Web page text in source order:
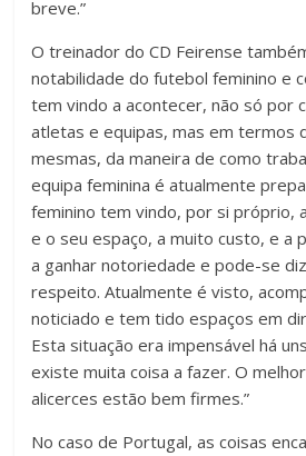
breve.”
O treinador do CD Feirense
notabilidade do futebol feminino e
tem vindo a acontecer, não só por
atletas e equipas, mas em termos
mesmas, da maneira de como
equipa feminina é atualmente
feminino tem vindo, por si próprio,
e o seu espaço, a muito custo, e a
a ganhar notoriedade e pode-se
respeito. Atualmente é visto,
noticiado e tem tido espaços em
Esta situação era impensável há
existe muita coisa a fazer. O
alicerces estão bem firmes.”
No caso de Portugal, as coisas